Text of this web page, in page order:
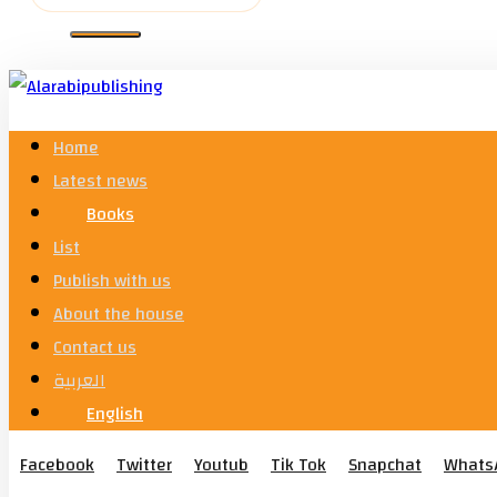
Home
Latest news
Books
List
Publish with us
About the house
Contact us
العربية
English
Facebook
Twitter Youtub Tik Tok Snapchat